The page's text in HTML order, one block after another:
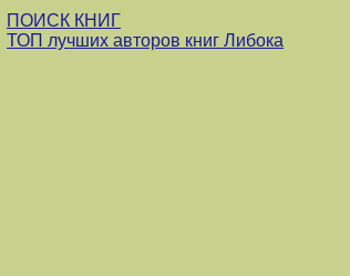
ПОИСК КНИГ
ТОП лучших авторов книг Либока